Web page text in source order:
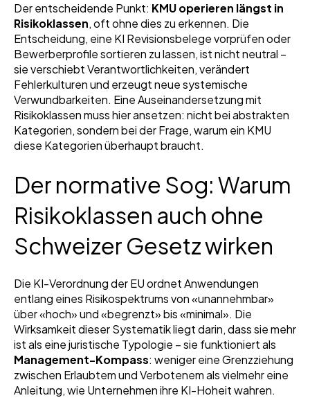
Der entscheidende Punkt: KMU operieren längst in
Risikoklassen, oft ohne dies zu erkennen. Die
Entscheidung, eine KI Revisionsbelege vorprüfen oder
Bewerberprofile sortieren zu lassen, ist nicht neutral –
sie verschiebt Verantwortlichkeiten, verändert
Fehlerkulturen und erzeugt neue systemische
Verwundbarkeiten. Eine Auseinandersetzung mit
Risikoklassen muss hier ansetzen: nicht bei abstrakten
Kategorien, sondern bei der Frage, warum ein KMU
diese Kategorien überhaupt braucht.
Der normative Sog: Warum
Risikoklassen auch ohne
Schweizer Gesetz wirken
Die KI-Verordnung der EU ordnet Anwendungen
entlang eines Risikospektrums von «unannehmbar»
über «hoch» und «begrenzt» bis «minimal». Die
Wirksamkeit dieser Systematik liegt darin, dass sie mehr
ist als eine juristische Typologie – sie funktioniert als
Management-Kompass: weniger eine Grenzziehung
zwischen Erlaubtem und Verbotenem als vielmehr eine
Anleitung, wie Unternehmen ihre KI-Hoheit wahren.